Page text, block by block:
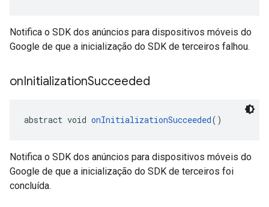
Notifica o SDK dos anúncios para dispositivos móveis do
Google de que a inicialização do SDK de terceiros falhou.
onInitializationSucceeded
abstract void onInitializationSucceeded()
Notifica o SDK dos anúncios para dispositivos móveis do
Google de que a inicialização do SDK de terceiros foi
concluída.